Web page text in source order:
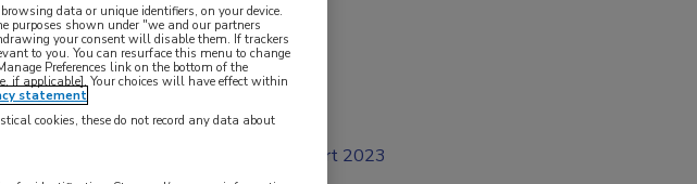
mrt 2023
data or unique identifiers, on your device.
purposes shown under "we and our partners
your consent will disable them. If trackers
to you. You can resurface this menu to change
Preferences link on the bottom of the
if applicable]. Your choices will have effect within
statement
cookies, these do not record any data about